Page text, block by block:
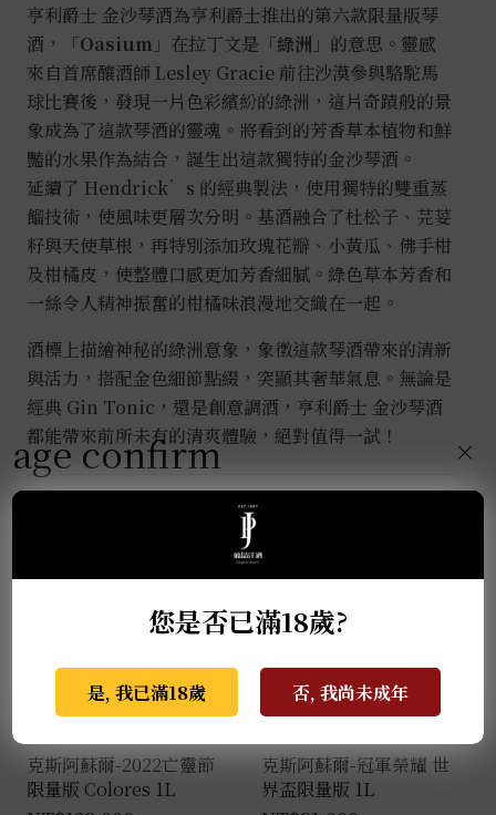
量
亨利爵士 金沙琴酒為亨利爵士推出的第六款限量版琴
酒，「Oasium 」在拉丁文是「綠洲 」的意思。靈感
來自首席釀酒師 Lesley Gracie 前往沙漠參與駱駝馬
球比賽後，發現一片色彩繽紛的綠洲，這片奇蹟般的景
象成為了這款琴酒的靈魂。將看到的芳香草本植物和鮮
豔的水果作為結合，誕生出這款獨特的金沙琴酒。
延續了 Hendrick’s 的經典製法，使用獨特的雙重蒸
餾技術，使風味更層次分明。基酒融合了杜松子、芫荽
籽與天使草根，再特別添加玫瑰花瓣、小黃瓜、佛手柑
及柑橘皮，使整體口感更加芳香細膩。綠色草本芳香和
一絲令人精神振奮的柑橘味浪漫地交織在一起。
酒標上描繪神秘的綠洲意象，象徵這款琴酒帶來的清新
與活力，搭配金色細節點綴，突顯其奢華氣息。無論是
經典 Gin Tonic，還是創意調酒，亨利爵士 金沙琴酒
都能帶來前所未有的清爽體驗，絕對值得一試！
克斯阿蘇爾-2022亡靈節
限量版 Colores 1L
克斯阿蘇爾-冠軍榮耀 世
界盃限量版 1L
age confirm
您是否已滿18歲?
是, 我已滿18歲 否, 我尚未成年
×